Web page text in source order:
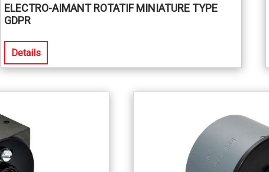
ELECTRO-AIMANT ROTATIF MINIATURE TYPE
GDPR
Details